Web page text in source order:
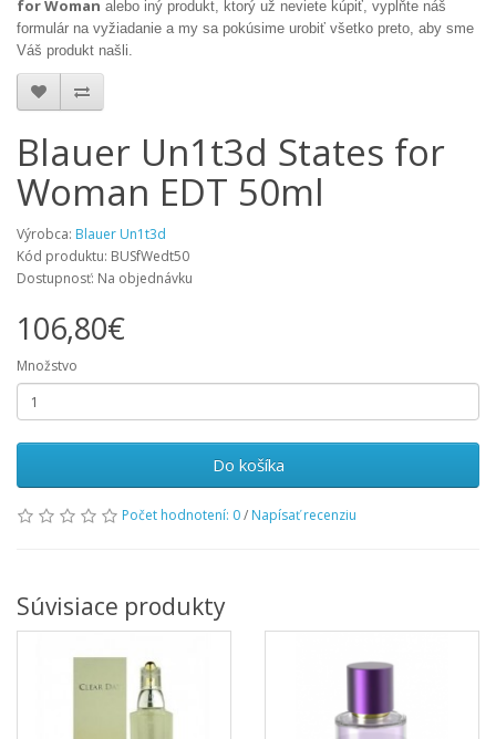
forWoman alebo iný produkt, ktorý už neviete kúpiť, vyplňte náš
formulár na vyžiadanie a my sa pokúsime urobiť všetko preto, aby sme
Váš produkt našli.
Blauer Un1t3d States for
Woman EDT 50ml
Výrobca: Blauer Un1t3d
Kód produktu: BUSfWedt50
Dostupnosť: Na objednávku
106,80€
Množstvo
Do košíka
Počet hodnotení: 0/ Napísať recenziu
Súvisiace produkty